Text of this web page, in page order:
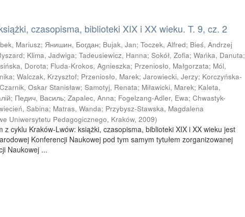
czasopisma, biblioteki XIX i XX wieku. T. 9, cz. 2
Mariusz; Янишин, Богдан; Bujak, Jan;Toczek, Alfred; Bieś, Andrzej
; Klima, Jadwiga;Tadeusiewicz, Hanna;Sokół, Zofia;Wańka, Danuta;
Dorota; Fluda-Krokos, Agnieszka; Przeniosło, Małgorzata; Mól,
;Walczak, Krzysztof; Przeniosło, Marek;Jarowiecki, Jerzy; Korczyńska-
Czarnik, Oskar Stanisław;Samotyj, Renata; Miławicki, Marek; Kaleta,
; Педич, Василь;Zapalec, Anna; Fogelzang-Adler, Ewa;Chwastyk-
Sabina; Matras, Wanda; Przybysz-Stawska, Magdalena
Uniwersytetu Pedagogicznego, Kraków,2009)
z cyklu Kraków-Lwów: książki, czasopisma, biblioteki XIX i XX wieku jest
Konferencji Naukowej pod tym samym tytułem zorganizowanej
Naukowej ...